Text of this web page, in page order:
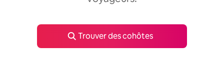
Trouver des cohôtes